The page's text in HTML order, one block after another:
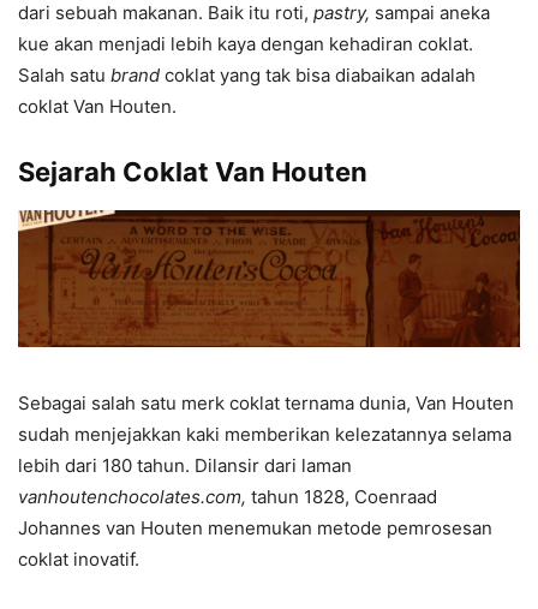
dari sebuah makanan. Baik itu roti, pastry, sampai aneka
kue akan menjadi lebih kaya dengan kehadiran coklat.
Salah satu brand coklat yang tak bisa diabaikan adalah
coklat Van Houten.
Sejarah Coklat Van Houten
Sebagai salah satu merk coklat ternama dunia, Van Houten
sudah menjejakkan kaki memberikan kelezatannya selama
lebih dari 180 tahun. Dilansir dari laman
vanhoutenchocolates.com, tahun 1828, Coenraad
Johannes van Houten menemukan metode pemrosesan
coklat inovatif.